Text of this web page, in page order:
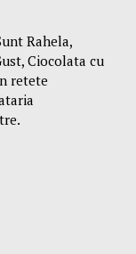
Rahela,
Ciocolata cu
retete